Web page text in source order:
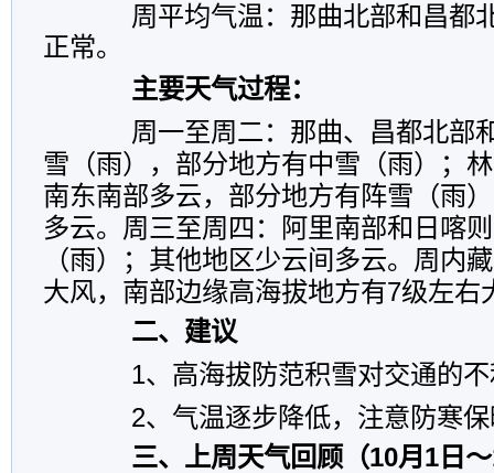
周平均气温：那曲北部和昌都
正常。
主要天气过程：
周一至周二：那曲、昌都北部
雪（雨），部分地方有中雪（雨）；
南东南部多云，部分地方有阵雪（雨
多云。周三至周四：阿里南部和日喀
（雨）；其他地区少云间多云。周内
大风，南部边缘高海拔地方有7级左右
二、建议
1、高海拔防范积雪对交通的不
2、气温逐步降低，注意防寒保
三、上周天气回顾（10月1日